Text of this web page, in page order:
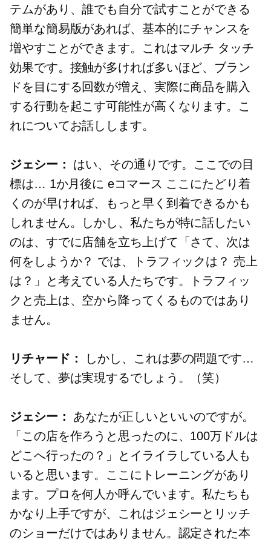
テムがあり、誰でも自分で試すことができる
簡単な簡易版があれば、基本的にチャンスを
増やすことができます。これはマルチ タッチ
効果です。接触が多ければ多いほど、ブラン
ドを目にする回数が増え、実際に商品を購入
する行動を起こす可能性が高くなります。こ
れについてお話しします。
ジェシー：
はい、その通りです。ここでの目
標は… 1か月後に eコマース ここにたどり着
くのが早ければ、もっと早く到着できるかも
しれません。しかし、私たちが特に話したい
のは、すでに店舗を立ち上げて「さて、次は
何をしようか？ では、トラフィックは？ 売上
は？」と考えている人たちです。トラフィッ
クと売上は、空から降ってくるものではあり
ません。
リチャード：
しかし、これは夢の問題です…
そして、夢は実現するでしょう。（笑）
ジェシー：
あなたが正しいといいのですが。
「この店を作ろうと思ったのに、100万ドルは
どこへ行ったの？」とイライラしている人も
いると思います。ここにトレーニングがあり
ます。プロを何人か呼んでいます。私たちも
かなり上手ですが、これはジェシーとリッチ
のショーだけではありません。認定された本